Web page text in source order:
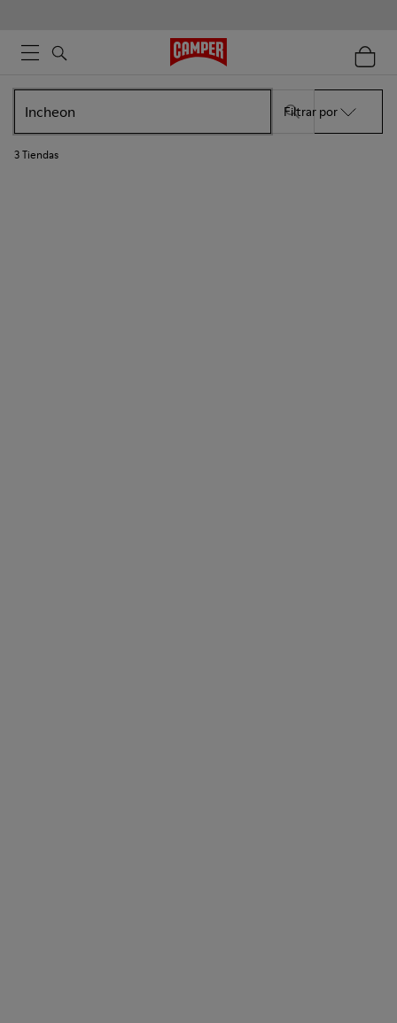
Filtrar por
3Tiendas